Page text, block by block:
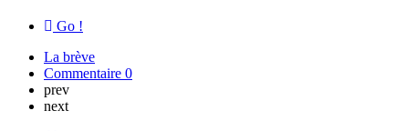
Go !
La brève
Commentaire 0
prev
next